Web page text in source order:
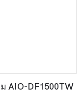
AIO-DF1500TW